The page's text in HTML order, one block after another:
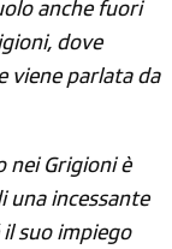
anche fuori
dove
viene parlata da
nei Grigioni è
una incessante
suo impiego